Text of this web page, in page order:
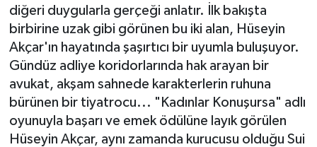
diğeri duygularla gerçeği anlatır. İlk bakışta
birbirine uzak gibi görünen bu iki alan, Hüseyin
Akçar'ın hayatında şaşırtıcı bir uyumla buluşuyor.
Gündüz adliye koridorlarında hak arayan bir
avukat, akşam sahnede karakterlerin ruhuna
bürünen bir tiyatrocu... "Kadınlar Konuşursa" adlı
oyunuyla başarı ve emek ödülüne layık görülen
Hüseyin Akçar, aynı zamanda kurucusu olduğu Sui
SAĞLIK & SPOR
Tüm Manşetler
Son Dakika Haberleri
Haber Arşivi